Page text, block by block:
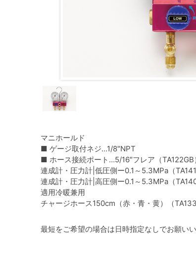
マニホールド
■ ゲージ取付ネジ…1/8″NPT
■ ホース接続ポート…5/16″フレア（TA122GB
連成計・圧力計|低圧側ー0.1～5.3MPa（
連成計・圧力計|高圧側ー0.1～5.3MPa（
適用冷暖兼用
チャージホース150cm（赤・青・黄）（
最短をご希望の場合は日時指定なしでお願いい